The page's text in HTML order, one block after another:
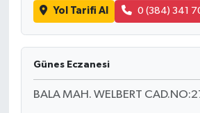
Yol Tarifi Al 0 (384) 341
Günes Eczanesi
BALA MAH. WELBERT